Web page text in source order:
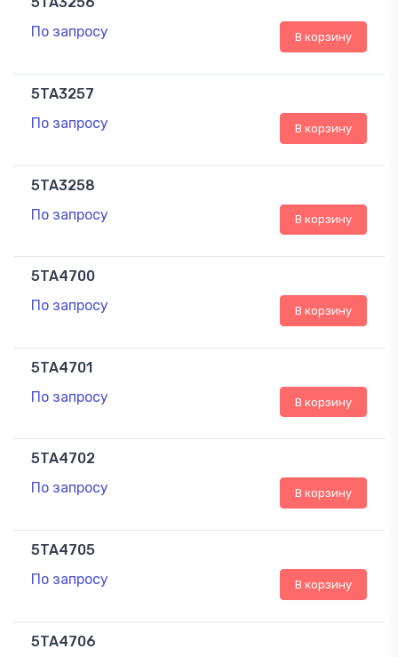
По запросу
В корзину
5TA3257
По запросу
В корзину
5TA3258
По запросу
В корзину
5TA4700
По запросу
В корзину
5TA4701
По запросу
В корзину
5TA4702
По запросу
В корзину
5TA4705
По запросу
В корзину
5TA4706